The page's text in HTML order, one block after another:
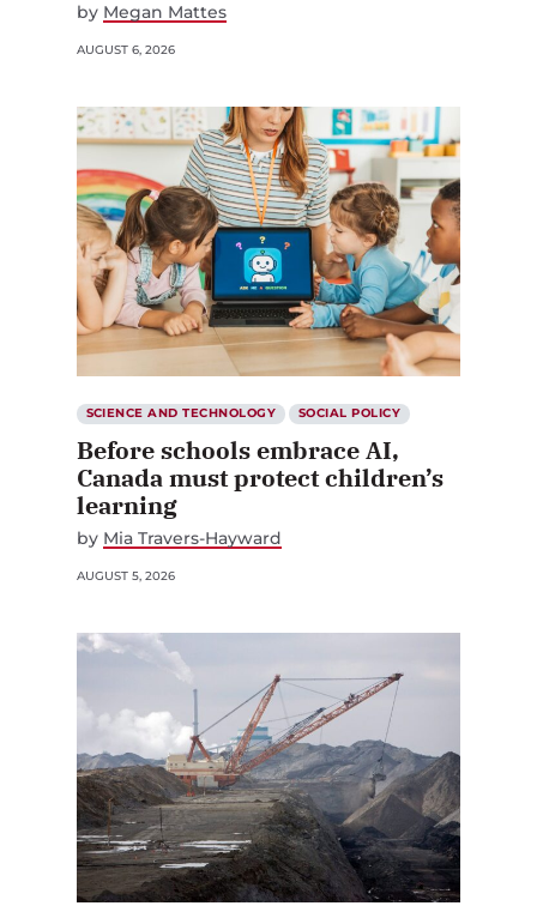
by Megan Mattes
AUGUST 6, 2026
SCIENCE AND TECHNOLOGY SOCIAL POLICY
Before schools embrace AI,
Canada must protect children’s
learning
by Mia Travers-Hayward
AUGUST 5, 2026